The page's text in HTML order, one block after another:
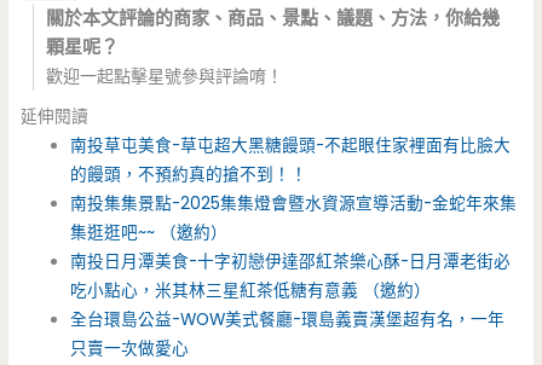
關於本文評論的商家、商品、景點、議題、方法，你給幾
顆星呢？
歡迎一起點擊星號參與評論唷！
延伸閱讀
南投草屯美食-草屯超大黑糖饅頭-不起眼住家裡面有比臉大
的饅頭，不預約真的搶不到！！
南投集集景點-2025集集燈會暨水資源宣導活動-金蛇年來集
集逛逛吧~~ （邀約）
南投日月潭美食-十字初戀伊達邵紅茶樂心酥-日月潭老街必
吃小點心，米其林三星紅茶低糖有意義 （邀約）
全台環島公益-WOW美式餐廳-環島義賣漢堡超有名，一年
只賣一次做愛心